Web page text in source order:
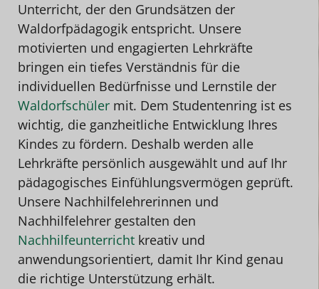
Unterricht, der den Grundsätzen der
Waldorfpädagogik entspricht. Unsere
motivierten und engagierten Lehrkräfte
bringen ein tiefes Verständnis für die
individuellen Bedürfnisse und Lernstile der
Waldorfschüler mit. Dem Studentenring ist es
wichtig, die ganzheitliche Entwicklung Ihres
Kindes zu fördern. Deshalb werden alle
Lehrkräfte persönlich ausgewählt und auf Ihr
pädagogisches Einfühlungsvermögen geprüft.
Unsere Nachhilfelehrerinnen und
Nachhilfelehrer gestalten den
Nachhilfeunterricht kreativ und
anwendungsorientiert, damit Ihr Kind genau
die richtige Unterstützung erhält.